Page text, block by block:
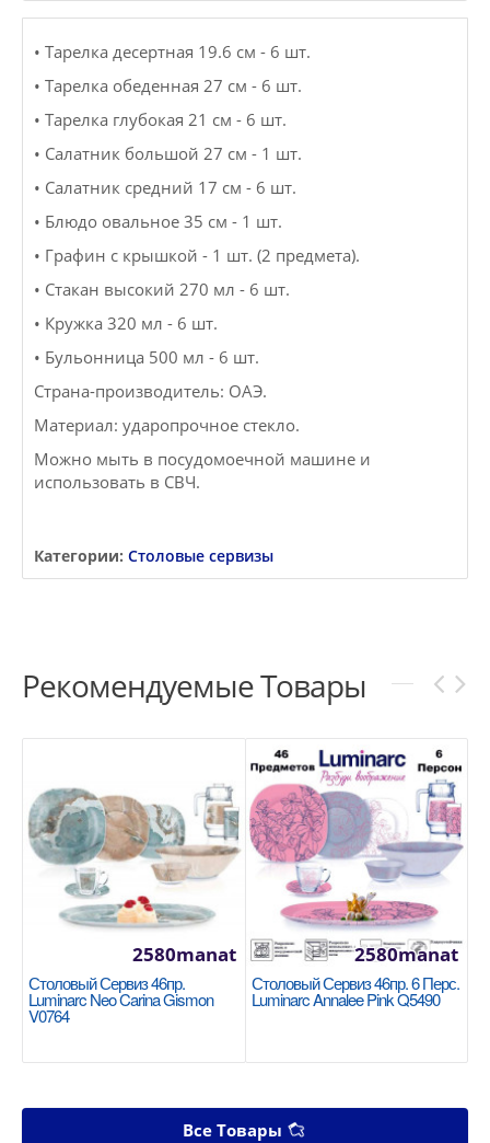
• Тарелка десертная 19.6 см - 6 шт.
• Тарелка обеденная 27 см - 6 шт.
• Тарелка глубокая 21 см - 6 шт.
• Салатник большой 27 см - 1 шт.
• Салатник средний 17 см - 6 шт.
• Блюдо овальное 35 см - 1 шт.
• Графин с крышкой - 1 шт. (2 предмета).
• Стакан высокий 270 мл - 6 шт.
• Кружка 320 мл - 6 шт.
• Бульонница 500 мл - 6 шт.
Страна-производитель: ОАЭ.
Материал: ударопрочное стекло.
Можно мыть в посудомоечной машине и
использовать в СВЧ.
Категории: Столовые сервизы
Рекомендуемые Товары
Столовый Сервиз 46пр.
Luminarc Neo Carina Gismon
V0764
2580manat
Столовый Сервиз 46пр. 6 Перс.
Luminarc Annalee Pink Q5490
2580manat
Все Товары